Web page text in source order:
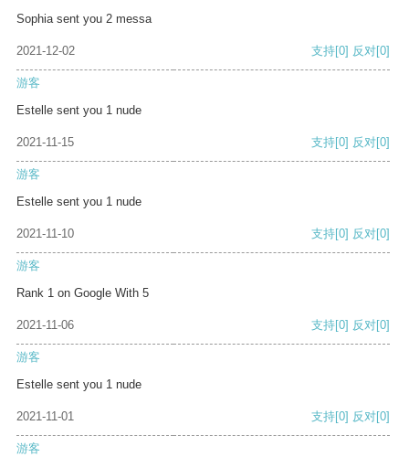
Sophia sent you 2 messa
2021-12-02 支持[0] 反对[0]
游客
Estelle sent you 1 nude
2021-11-15 支持[0] 反对[0]
游客
Estelle sent you 1 nude
2021-11-10 支持[0] 反对[0]
游客
Rank 1 on Google With 5
2021-11-06 支持[0] 反对[0]
游客
Estelle sent you 1 nude
2021-11-01 支持[0] 反对[0]
游客